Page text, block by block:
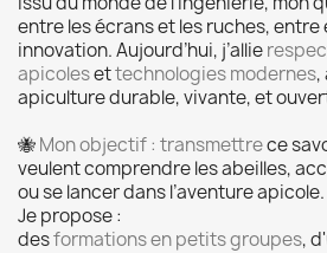
entre les écrans et les ruches,
innovation. Aujourd’hui, j’allie
apicolesettechnologies modernes,
apiculture durable, vivante, et
🐝Mon objectif : transmettrece
veulent comprendre les abeilles,
ou se lancer dans l’aventure apicole.
Je propose :
desformations en petits groupes,